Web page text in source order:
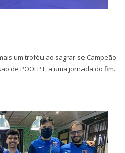
um troféu ao sagrar-se Campeão
de POOLPT, a uma jornada do fim.